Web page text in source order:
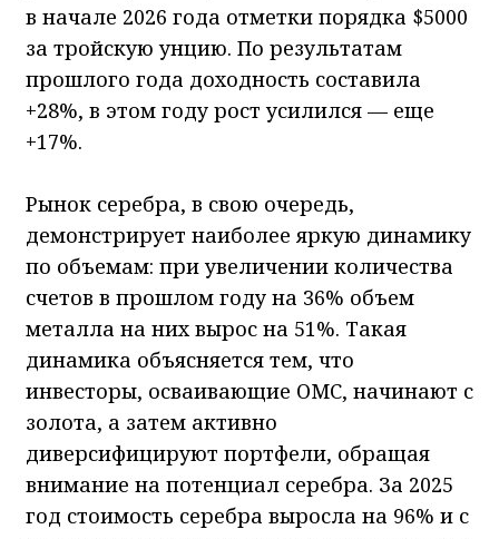
в начале 2026 года отметки порядка $5000
за тройскую унцию. По результатам
прошлого года доходность составила
+28%, в этом году рост усилился — еще
+17%.
Рынок серебра, в свою очередь,
демонстрирует наиболее яркую динамику
по объемам: при увеличении количества
счетов в прошлом году на 36% объем
металла на них вырос на 51%. Такая
динамика объясняется тем, что
инвесторы, осваивающие ОМС, начинают с
золота, а затем активно
диверсифицируют портфели, обращая
внимание на потенциал серебра. За 2025
год стоимость серебра выросла на 96% и с